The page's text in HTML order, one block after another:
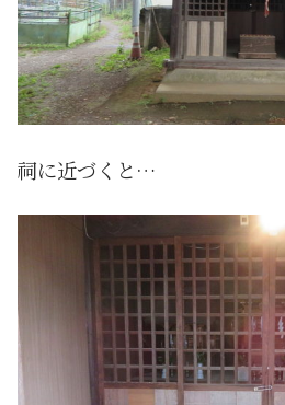
祠に近づくと…